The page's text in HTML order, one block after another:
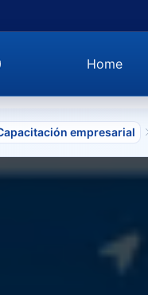
Home
niveles anterioresempresarial